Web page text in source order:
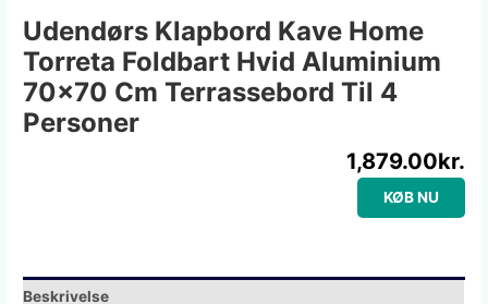
Udendørs Klapbord Kave Home
Torreta Foldbart Hvid Aluminium
70×70 Cm Terrassebord Til 4
Personer
1,879.00kr.
KØB NU
Beskrivelse